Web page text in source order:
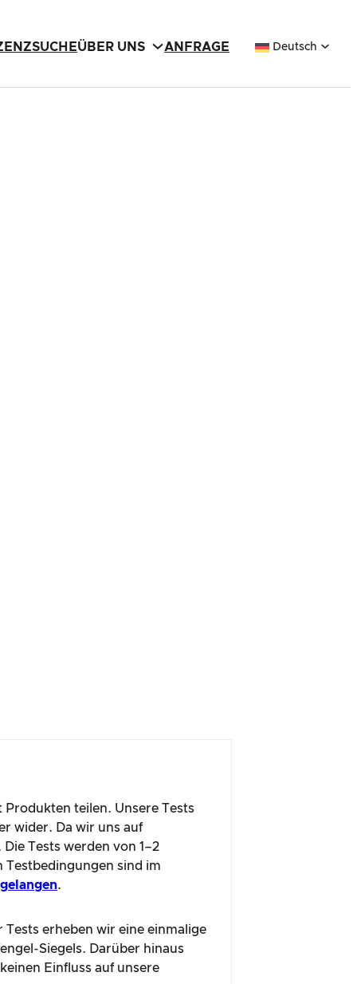
ÜBER UNS ANFRAGE Deutsch
teilen. Unsere Tests
wider. Da wir uns auf
Tests werden von 1–2
Testbedingungen sind im
.
erheben wir eine einmalige
Siegels. Darüber hinaus
Einfluss auf unsere